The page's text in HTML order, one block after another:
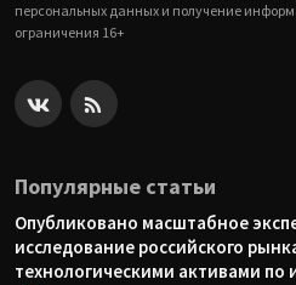
персональных данных и получение
ограничения 16+
Популярные статьи
Опубликовано масштабное
исследование российского
технологическими активами по